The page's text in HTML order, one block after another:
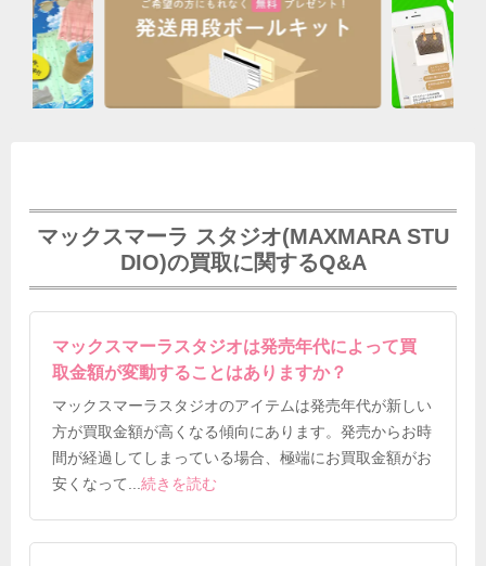
マックスマーラ スタジオ(MAXMARA STU
DIO)の買取に関するQ&A
マックスマーラスタジオは発売年代によって買
取金額が変動することはありますか？
マックスマーラスタジオのアイテムは発売年代が新しい
方が買取金額が高くなる傾向にあります。発売からお時
間が経過してしまっている場合、極端にお買取金額がお
安くなって
...続きを読む